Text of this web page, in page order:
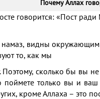
Почему Аллах
говорится: «Пост
видны
то, как мы
сколько бы вы
поймете только вы и ваш
кроме Аллаха – это